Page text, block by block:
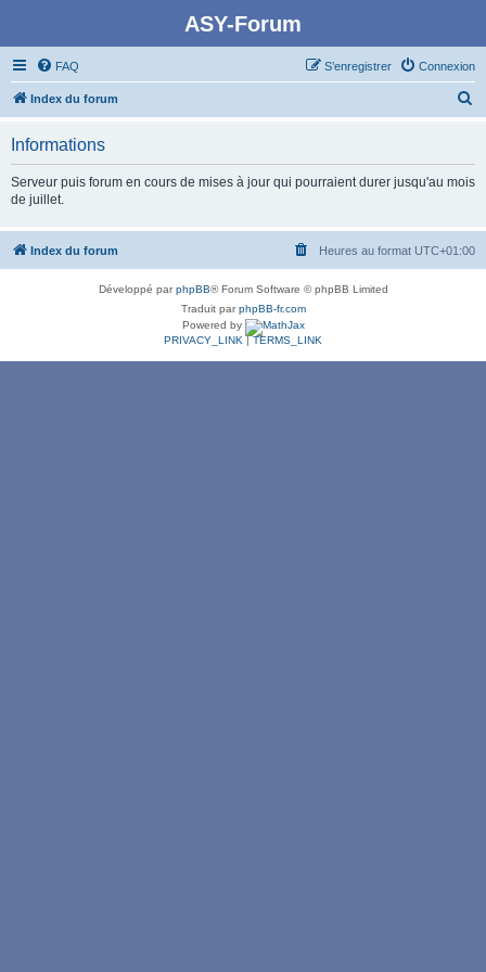
ASY-Forum
FAQ Connexion
S’enregistrer
Index du forum
c
Informations
Serveur puis forum en cours de mises à jour qui pourraient durer jusqu'au mois
de juillet.
Index du forum Heures au format UTC+01:00
Développé parphpBB® Forum Software © phpBB Limited
Traduit parphpBB-fr.com
Powered by
PRIVACY_LINK |TERMS_LINK